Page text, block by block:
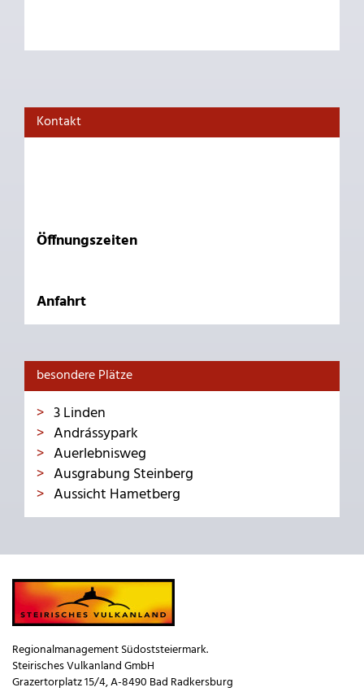
Kontakt
Öffnungszeiten
Anfahrt
besondere Plätze
3 Linden
Andrássypark
Auerlebnisweg
Ausgrabung Steinberg
Aussicht Hametberg
Regionalmanagement Südoststeiermark.
Steirisches Vulkanland GmbH
Grazertorplatz 15/4, A-8490 Bad Radkersburg